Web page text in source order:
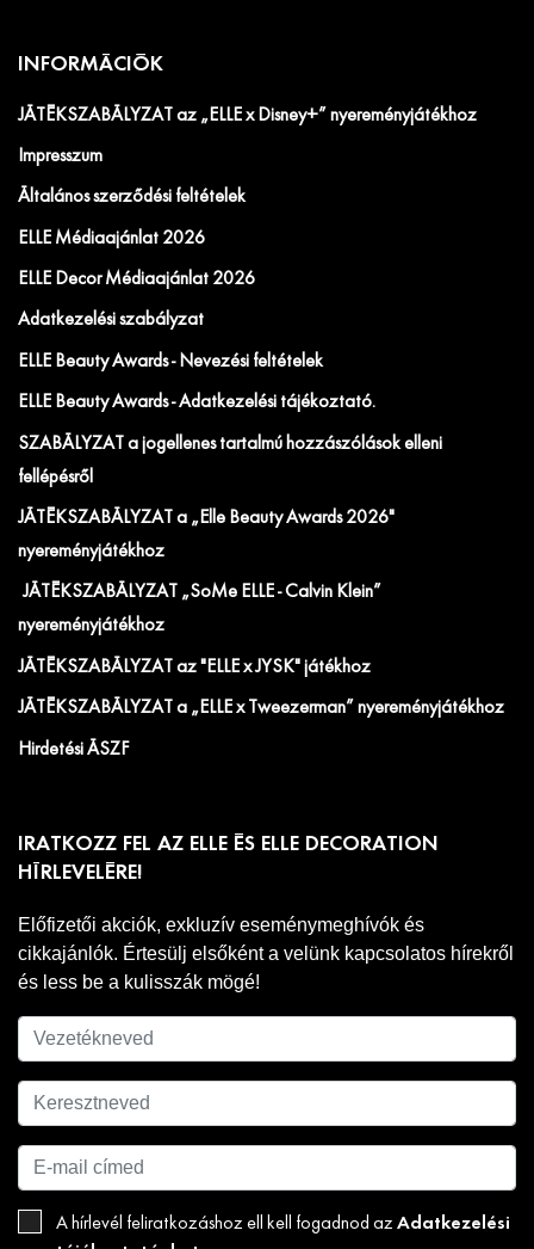
INFORMÁCIÓK
JÁTÉKSZABÁLYZAT az „ELLE x Disney+” nyereményjátékhoz
Impresszum
Általános szerződési feltételek
ELLE Médiaajánlat 2026
ELLE Decor Médiaajánlat 2026
Adatkezelési szabályzat
ELLE Beauty Awards - Nevezési feltételek
ELLE Beauty Awards - Adatkezelési tájékoztató.
SZABÁLYZAT a jogellenes tartalmú hozzászólások elleni
fellépésről
JÁTÉKSZABÁLYZAT a „Elle Beauty Awards 2026"
nyereményjátékhoz
JÁTÉKSZABÁLYZAT „SoMe ELLE - Calvin Klein”
nyereményjátékhoz
JÁTÉKSZABÁLYZAT az "ELLE x JYSK" játékhoz
JÁTÉKSZABÁLYZAT a „ELLE x Tweezerman” nyereményjátékhoz
Hirdetési ÁSZF
IRATKOZZ FEL AZ ELLE ÉS ELLE DECORATION
HÍRLEVELÉRE!
Előfizetői akciók, exkluzív eseménymeghívók és
cikkajánlók. Értesülj elsőként a velünk kapcsolatos hírekről
és less be a kulisszák mögé!
A hírlevél feliratkozáshoz ell kell fogadnod az Adatkezelési